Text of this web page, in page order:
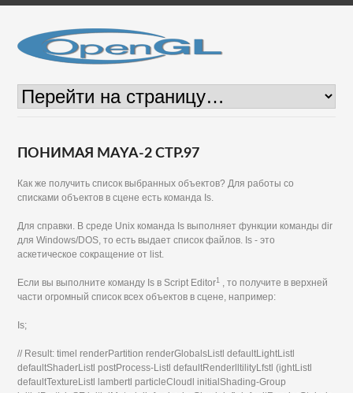
ПОНИМАЯ MAYA-2 СТР.97
Как же получить список выбранных объектов? Для работы со
списками объектов в сцене есть команда Is.
Для справки. В среде Unix команда Is выполняет функции команды dir
для Windows/DOS, то есть выдает список файлов. Is - это
аскетическое сокращение от list.
Если вы выполните команду Is в Script Editor1
, то получите в верхней
части огромный список всех объектов в сцене, например:
Is;
// Result: timel renderPartition renderGlobalsListl defaultLightListl
defaultShaderListl postProcess-Listl defaultRenderlltilityLfstl (ightListl
defaultTextureListl lambertl particleCloudl initialShading-Group